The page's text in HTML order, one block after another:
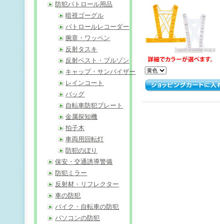
防犯パトロール用品
暗視ゴーグル
パトロールレコーダー
腕章・ワッペン
反射タスキ
反射ベスト・ブルゾン
キャップ・サンバイザー
レインコート
バッグ
自転車防犯プレート
金属探知機
拍子木
車両用回転灯
防犯のぼり
保安・交通誘導警備
防犯ミラー
反射材・リフレクター
車の防犯
バイク・自転車の防犯
パソコンの防犯